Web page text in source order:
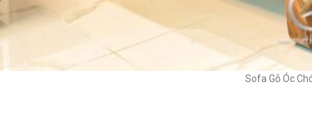
Sofa Gỗ Óc